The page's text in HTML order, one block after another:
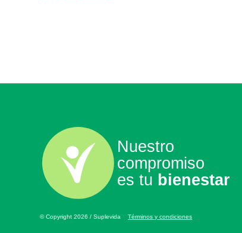
Nuestro
compromiso
es tu bienestar
© Copyright 2026 / SuplevidaTérminos y condiciones